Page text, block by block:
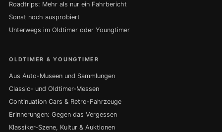
Roadtrips: Mehr als nur ein Fahrbericht
Sonst noch ausprobiert
Unterwegs im Oldtimer oder Youngtimer
OLDTIMER & YOUNGTIMER
Aus Auto-Museen und Sammlungen
Classic- und Oldtimer-Messen
Continuation Cars & Retro-Fahrzeuge
Erinnerungen: Gegen das Vergessen
Klassiker-Szene, Kultur & Auktionen